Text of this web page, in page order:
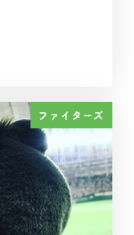
ファイターズ